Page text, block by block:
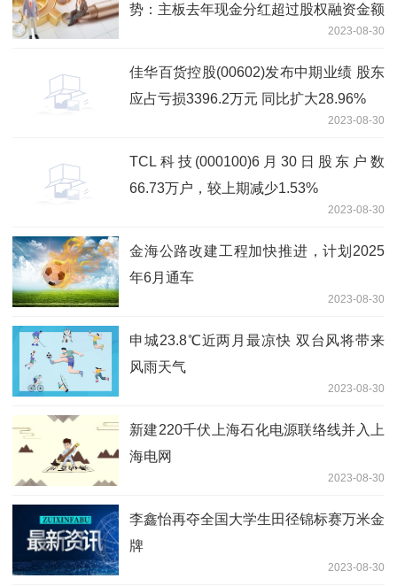
势：主板去年现金分红超过股权融资金额
2023-08-30
佳华百货控股(00602)发布中期业绩 股东
应占亏损3396.2万元 同比扩大28.96%
2023-08-30
TCL科技(000100)6月30日股东户数
66.73万户，较上期减少1.53%
2023-08-30
金海公路改建工程加快推进，计划2025
年6月通车
2023-08-30
申城23.8℃近两月最凉快 双台风将带来
风雨天气
2023-08-30
新建220千伏上海石化电源联络线并入上
海电网
2023-08-30
李鑫怡再夺全国大学生田径锦标赛万米金
牌
2023-08-30